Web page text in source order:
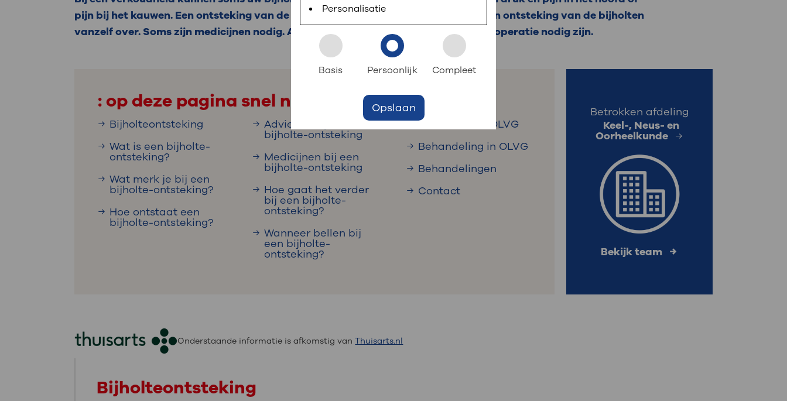
Uw bezoek aan OLVG
Uw verblijf in OLVG
Werken bij OLVG
Contact
: naar uw dossier
steeds verder uit, zodat u zelf meer digitaal kunt regelen. Met MijnOLVG kunnen
we u sneller helpen.
pijn bij het kauwen. Een ontsteking van de bijholten heet sinusitis. Meestal gaat een ontsteking van de bijholten
vanzelf over. Soms zijn medicijnen nodig. Als de ontsteking niet weggaat, kan een operatie nodig zijn.
: op deze pagina snel naar
Bijholteontsteking
Wat is een bijholte-
ontsteking?
Wat merk je bij een
bijholte-ontsteking?
Hoe ontstaat een
bijholte-ontsteking?
Adviezen bij een
bijholte-ontsteking
Medicijnen bij een
bijholte-ontsteking
Hoe gaat het verder
bij een bijholte-
ontsteking?
Wanneer bellen bij
een bijholte-
ontsteking?
Onderzoek in OLVG
Behandeling in OLVG
Behandelingen
Contact
Betrokken afdeling
Keel-, Neus- en
Oorheelkunde
Bekijk team
Onderstaande informatie is afkomstig vanThuisarts.nl
Bijholteontsteking
Personalisatie
Basis Persoonlijk Compleet
Opslaan